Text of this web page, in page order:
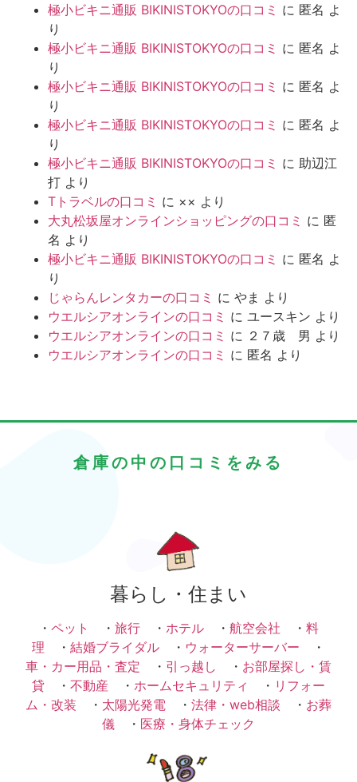
極小ビキニ通販 BIKINISTOKYOの口コミ に 匿名 よ
り
極小ビキニ通販 BIKINISTOKYOの口コミ に 匿名 よ
り
極小ビキニ通販 BIKINISTOKYOの口コミ に 匿名 よ
り
極小ビキニ通販 BIKINISTOKYOの口コミ に 匿名 よ
り
極小ビキニ通販 BIKINISTOKYOの口コミ に 助辺江
打 より
Tトラベルの口コミ に ×× より
大丸松坂屋オンラインショッピングの口コミ に 匿
名 より
極小ビキニ通販 BIKINISTOKYOの口コミ に 匿名 よ
り
じゃらんレンタカーの口コミ に やま より
ウエルシアオンラインの口コミ に ユースキン より
ウエルシアオンラインの口コミ に ２７歳 男 より
ウエルシアオンラインの口コミ に 匿名 より
倉庫の中の口コミをみる
暮らし・住まい
・ ペット ・ 旅行 ・ ホテル ・ 航空会社 ・ 料
理 ・ 結婚ブライダル ・ ウォーターサーバー ・
車・カー用品・査定 ・ 引っ越し ・ お部屋探し・賃
貸 ・ 不動産 ・ ホームセキュリティ ・ リフォー
ム・改装 ・ 太陽光発電 ・ 法律・web相談 ・ お葬
儀 ・ 医療・身体チェック